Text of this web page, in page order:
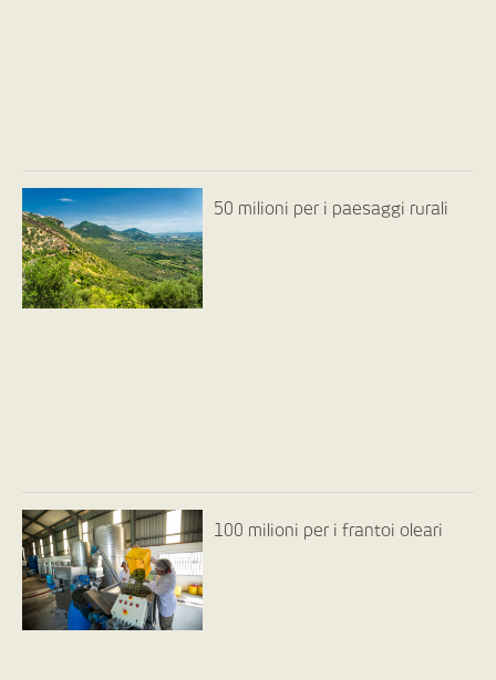
50 milioni per i paesaggi rurali
100 milioni per i frantoi oleari